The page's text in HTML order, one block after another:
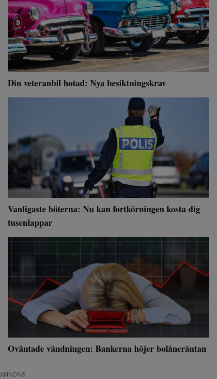
Din veteranbil hotad: Nya besiktningskrav
Vanligaste böterna: Nu kan fortkörningen kosta dig
tusenlappar
Oväntade vändningen: Bankerna höjer bolåneräntan
ANNONS